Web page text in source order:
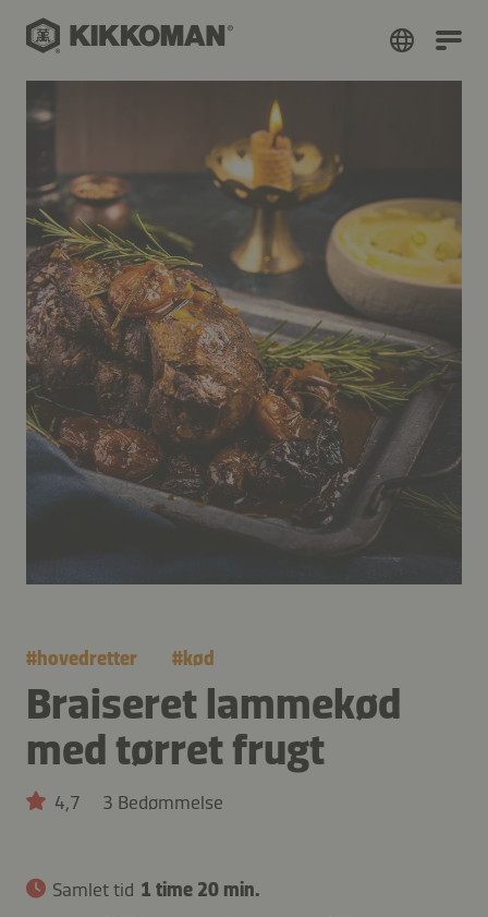
#hovedretter #kød
Braiseret lammekød
med tørret frugt
4,7 3 Bedømmelse
Samlet tid 1 time 20 min.